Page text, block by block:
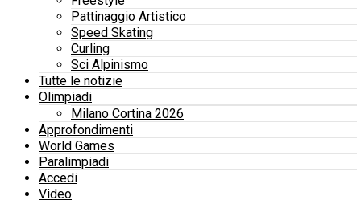
Pattinaggio Artistico
Speed Skating
Curling
Sci Alpinismo
Tutte le notizie
Olimpiadi
Milano Cortina 2026
Approfondimenti
World Games
Paralimpiadi
Accedi
Video